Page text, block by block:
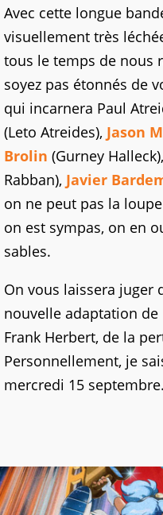
Avec cette longue
visuellement très
tous le temps de nous
soyez pas étonnés de
qui incarnera Paul
(Leto Atreides), Jason
Brolin (Gurney Halleck),
Rabban), Javier
on ne peut pas la
on est sympas, on en
sables.
On vous laissera juger
nouvelle adaptation
Frank Herbert, de la
Personnellement, je
mercredi 15 septembre.